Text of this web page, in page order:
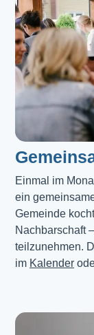
Einmal im
ein
Gemeinde
Nachbarschaft
teilzunehmen.
im Kalender